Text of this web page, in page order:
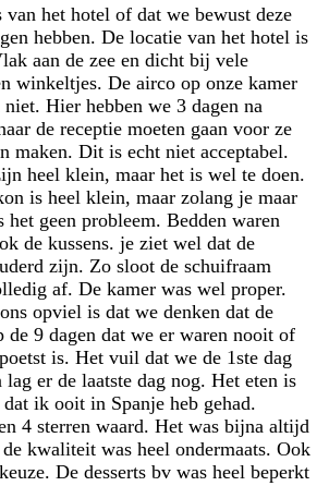
van het hotel of dat we bewust deze
hebben. De locatie van het hotel is
aan de zee en dicht bij vele
winkeltjes. De airco op onze kamer
Hier hebben we 3 dagen na
de receptie moeten gaan voor ze
maken. Dit is echt niet acceptabel.
heel klein, maar het is wel te doen.
is heel klein, maar zolang je maar
het geen probleem. Bedden waren
de kussens. je ziet wel dat de
zijn. Zo sloot de schuifraam
af. De kamer was wel proper.
opviel is dat we denken dat de
de 9 dagen dat we er waren nooit of
is. Het vuil dat we de 1ste dag
lag er de laatste dag nog. Het eten is
dat ik ooit in Spanje heb gehad.
4 sterren waard. Het was bijna altijd
kwaliteit was heel ondermaats. Ook
De desserts bv was heel beperkt